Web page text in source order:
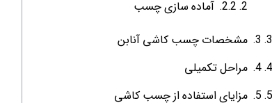
آماده سازی چسب
مشخصات چسب کاشی آنابن
مراحل تکمیلی
مزایای استفاده از چسب کاشی